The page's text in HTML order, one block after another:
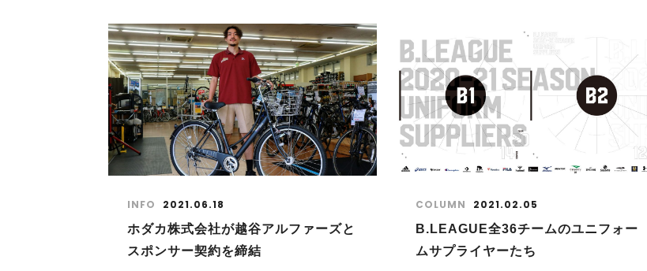
INFO
2021.06.18
ホダカ株式会社が越谷アルファーズと
スポンサー契約を締結
COLUMN
2021.02.05
B.LEAGUE全36チームのユニフォー
ムサプライヤーたち